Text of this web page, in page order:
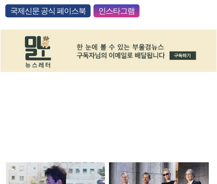
국제신문 공식 페이스북 인스타그램